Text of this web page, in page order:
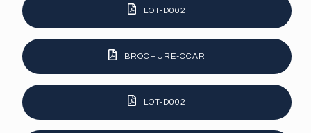
LOT-D002
BROCHURE-OCAR
LOT-D002